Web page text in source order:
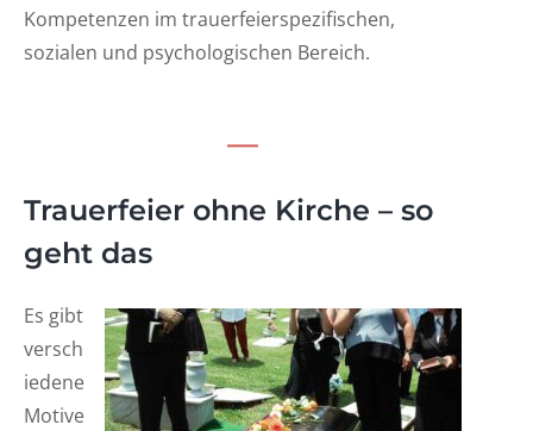
Kompetenzen im trauerfeierspezifischen,
sozialen und psychologischen Bereich.
Trauerfeier ohne Kirche – so
geht das
Es gibt
versch
iedene
Motive